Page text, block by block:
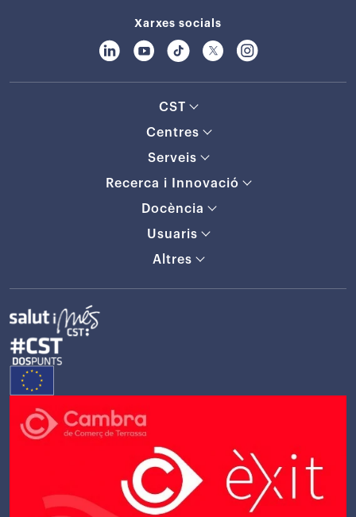
Xarxes socials
CST
Centres
Serveis
Recerca i Innovació
Docència
Usuaris
Altres